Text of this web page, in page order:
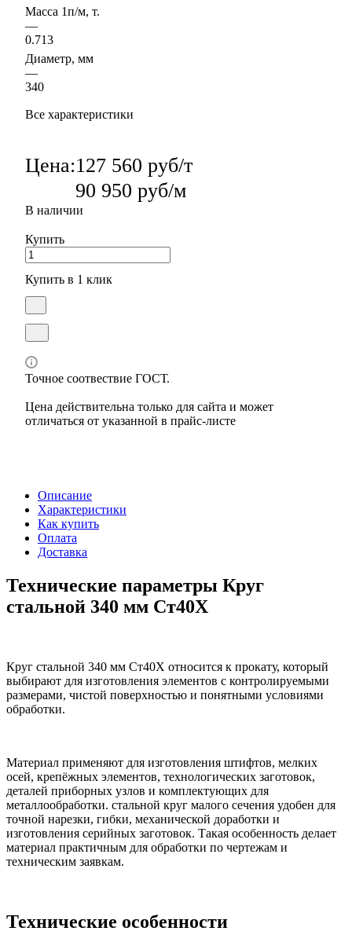
Масса 1п/м, т.
—
0.713
Диаметр, мм
—
340
Все характеристики
Цена:127 560 руб/т
90 950 руб/м
В наличии
Купить
Купить в 1 клик
Точное соотвествие ГОСТ.
Цена действительна только для сайта и может
отличаться от указанной в прайс-листе
Описание
Характеристики
Как купить
Оплата
Доставка
Технические параметры Круг
стальной 340 мм Ст40Х
Круг стальной 340 мм Ст40Х относится к прокату, который
выбирают для изготовления элементов с контролируемыми
размерами, чистой поверхностью и понятными условиями
обработки.
Материал применяют для изготовления штифтов, мелких
осей, крепёжных элементов, технологических заготовок,
деталей приборных узлов и комплектующих для
металлообработки. стальной круг малого сечения удобен для
точной нарезки, гибки, механической доработки и
изготовления серийных заготовок. Такая особенность делает
материал практичным для обработки по чертежам и
техническим заявкам.
Технические особенности